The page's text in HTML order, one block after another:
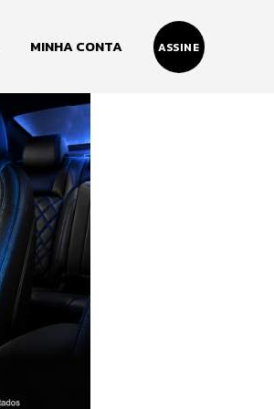
MINHA CONTA ASSINE